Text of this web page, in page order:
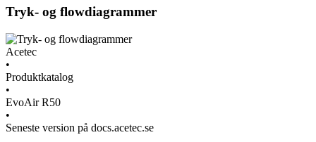
Tryk- og flowdiagrammer
Acetec
•
Produktkatalog
•
EvoAir R50
•
Seneste version på docs.acetec.se